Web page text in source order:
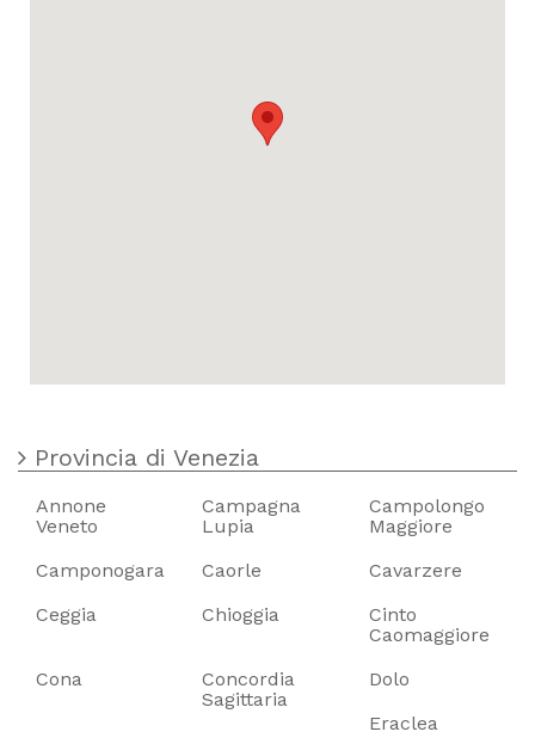
Provincia di Venezia
Annone
Veneto
Campagna
Lupia
Campolongo
Maggiore
Camponogara
Caorle
Cavarzere
Ceggia
Chioggia
Cinto
Caomaggiore
Cona
Concordia
Sagittaria
Dolo
Eraclea